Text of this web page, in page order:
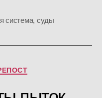
система, суды